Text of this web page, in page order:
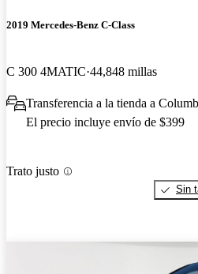
2019 Mercedes-Benz C-Class
C 300 4MATIC 44,848 millas
Transferencia a la tienda a
El precio incluye envío de $399
Trato justo
Sin